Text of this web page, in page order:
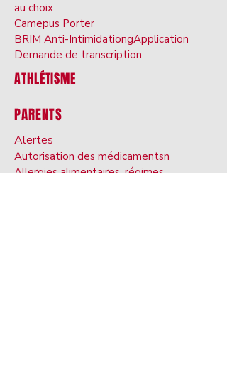
au choix
Camepus Porter
BRIM Anti-IntimidationgApplication
Demande de transcription
ATHLÉTISME
PARENTS
Alertes
Autorisation des médicamentsn
Allergies alimentaires, régimes,